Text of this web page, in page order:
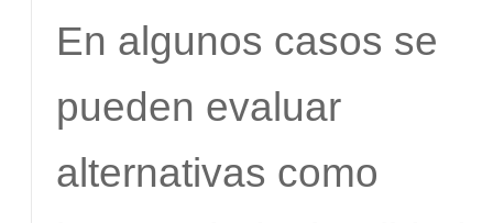
En algunos casos se
pueden evaluar
alternativas como